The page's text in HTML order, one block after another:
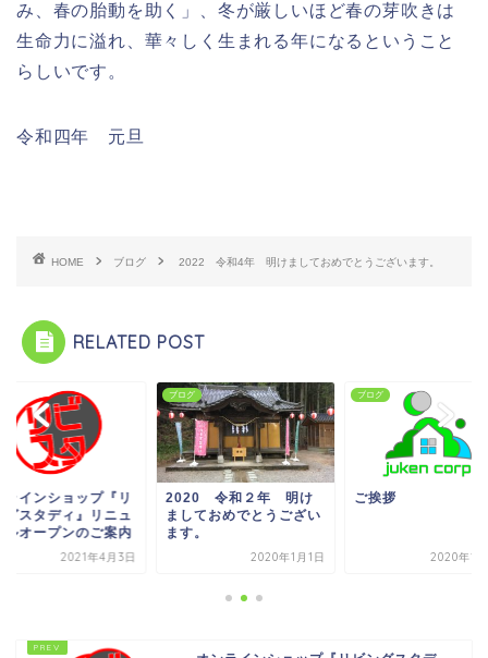
み、春の胎動を助く」、冬が厳しいほど春の芽吹きは
生命力に溢れ、華々しく生まれる年になるということ
らしいです。
令和四年 元旦
HOME ブログ 2022 令和4年 明けましておめでとうございます。
RELATED POST
ラインショップ『リ
グスタディ』リニュ
ルオープンのご案内
2021年4月3日
ブログ
2020 令和２年 明け
ましておめでとうござい
ます。
2020年1月1日
ブログ
ご挨拶
2020年10